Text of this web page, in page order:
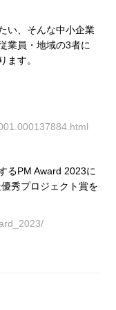
い、そんな中小企業
業員・地域の3者に
ます。
るPM Award 2023に
優秀プロジェクト賞を